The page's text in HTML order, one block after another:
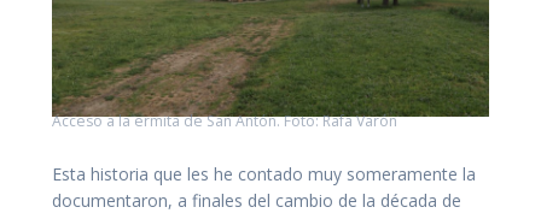
Acceso a la ermita de San Antón. Foto: Rafa Varón
Esta historia que les he contado muy someramente la
documentaron, a finales del cambio de la década de